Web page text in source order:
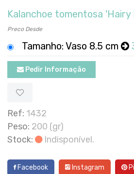
Kalanchoe tomentosa
Preco Desde
Tamanho: Vaso 8.5 cm
Pedir Informação
Ref: 1432
Peso: 200 (gr)
Stock:
Indisponível.
Facebook Instagram